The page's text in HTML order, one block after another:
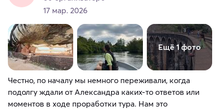
17 мар. 2026
Ещё 1 фото
Честно, по началу мы немного переживали, когда
подолгу ждали от Александра каких-то ответов или
моментов в ходе проработки тура. Нам это